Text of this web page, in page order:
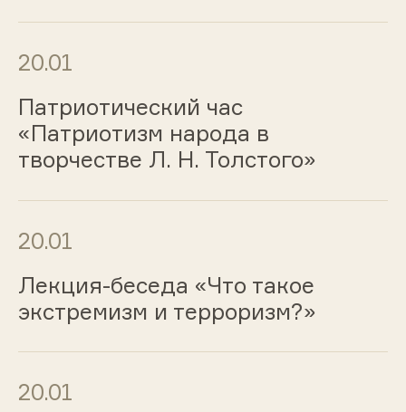
20.01
Патриотический час
«Патриотизм народа в
творчестве Л. Н. Толстого»
20.01
Лекция-беседа «Что такое
экстремизм и терроризм?»
20.01